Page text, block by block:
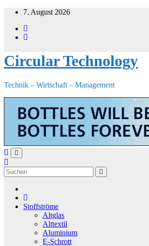
Zum
springen
7. August 2026
Circular Technology
Technik – Wirtschaft – Management
Stoffströme
Altglas
Alttextil
Aluminium
E-Schrott